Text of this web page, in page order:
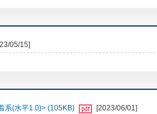
05/15]
系(水平1.0)> (105KB)
[2023/06/01]